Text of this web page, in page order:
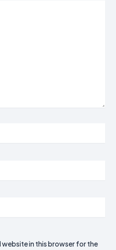
website in this browser for the